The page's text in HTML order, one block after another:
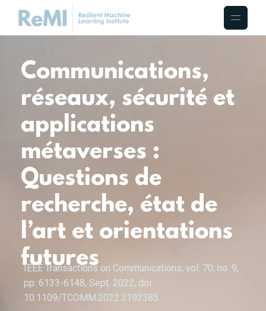
Communications,
réseaux, sécurité et
applications
métaverses :
Questions de
recherche, état de
l’art et orientations
futures
IEEE Transactions on Communications, vol. 70, no. 9,
pp. 6133-6148, Sept. 2022, doi :
10.1109/TCOMM.2022.3192385